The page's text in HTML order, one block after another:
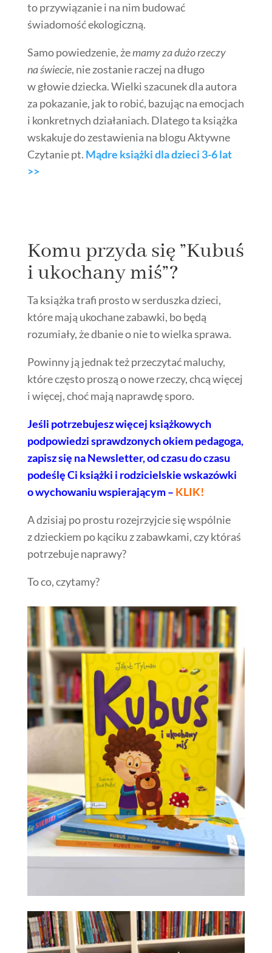
to przywiązanie i na nim budować
świadomość ekologiczną.
Samo powiedzenie, żemamy za dużo rzeczy
na świecie, nie zostanie raczej na długo
w głowie dziecka. Wielki szacunek dla autora
za pokazanie, jak to robić, bazując na emocjach
i konkretnych działaniach. Dlatego ta książka
wskakuje do zestawienia na blogu Aktywne
Czytanie pt. Mądre książki dla dzieci 3-6 lat
>>
Komu przyda się ”Kubuś
i ukochany miś”?
Ta książka trafi prosto w serduszka dzieci,
które mają ukochane zabawki, bo będą
rozumiały, że dbanie o nie to wielka sprawa.
Powinny ją jednak też przeczytać maluchy,
które często proszą o nowe rzeczy, chcą więcej
i więcej, choć mają naprawdę sporo.
Jeśli potrzebujesz więcej książkowych
podpowiedzi sprawdzonych okiem pedagoga,
zapisz się na Newsletter, od czasu do czasu
podeślę Ci książki i rodzicielskie wskazówki
o wychowaniu wspierającym – KLIK!
A dzisiaj po prostu rozejrzyjcie się wspólnie
z dzieckiem po kąciku z zabawkami, czy któraś
potrzebuje naprawy?
To co, czytamy?